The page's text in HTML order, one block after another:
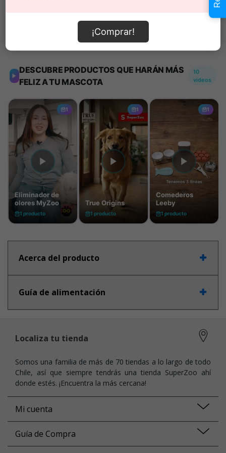
Información de envío
Acerca del producto
Guía de alimentación
¡Comprar!
Localiza tu tienda
Somos una familia de más de 70 tiendas a lo largo de todo
Chile, así que siempre tendrás una tienda SuperZoo ahí
donde estés. ¡Encuentra la más cercana!
Mi cuenta
Guía de Compra